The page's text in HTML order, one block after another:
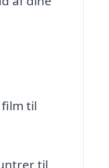
til
til